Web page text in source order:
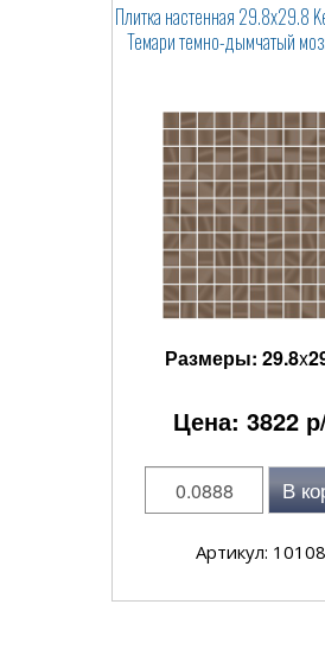
Плитка настенная 29.8x29.8
Темари темно-дымчатый
Размеры: 29.8x
Цена: 3822
В
Артикул: